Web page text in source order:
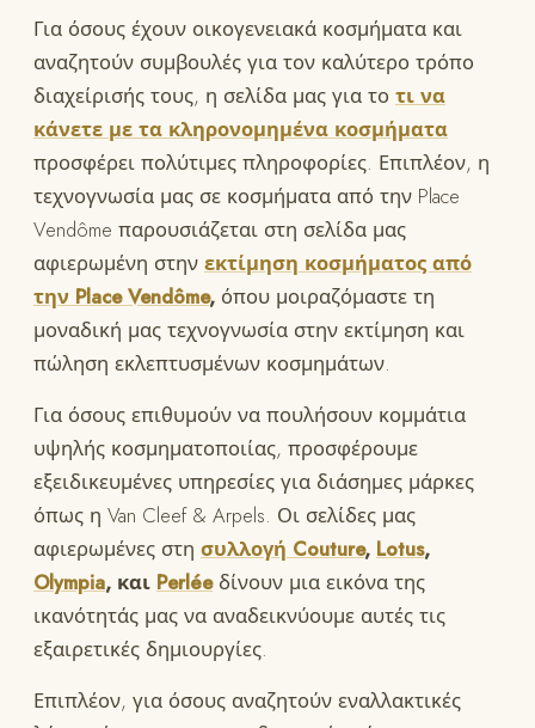
Για όσους έχουν οικογενειακά κοσμήματα και
αναζητούν συμβουλές για τον καλύτερο τρόπο
διαχείρισής τους, η σελίδα μας για το τι να
κάνετε με τα κληρονομημένα κοσμήματα
προσφέρει πολύτιμες πληροφορίες. Επιπλέον, η
τεχνογνωσία μας σε κοσμήματα από την Place
Vendôme παρουσιάζεται στη σελίδα μας
αφιερωμένη στην εκτίμηση κοσμήματος από
την Place Vendôme, όπου μοιραζόμαστε τη
μοναδική μας τεχνογνωσία στην εκτίμηση και
πώληση εκλεπτυσμένων κοσμημάτων.
Για όσους επιθυμούν να πουλήσουν κομμάτια
υψηλής κοσμηματοποιίας, προσφέρουμε
εξειδικευμένες υπηρεσίες για διάσημες μάρκες
όπως η Van Cleef & Arpels. Οι σελίδες μας
αφιερωμένες στη συλλογή Couture, Lotus,
Olympia, και Perléeδίνουν μια εικόνα της
ικανότητάς μας να αναδεικνύουμε αυτές τις
εξαιρετικές δημιουργίες.
Επιπλέον, για όσους αναζητούν εναλλακτικές